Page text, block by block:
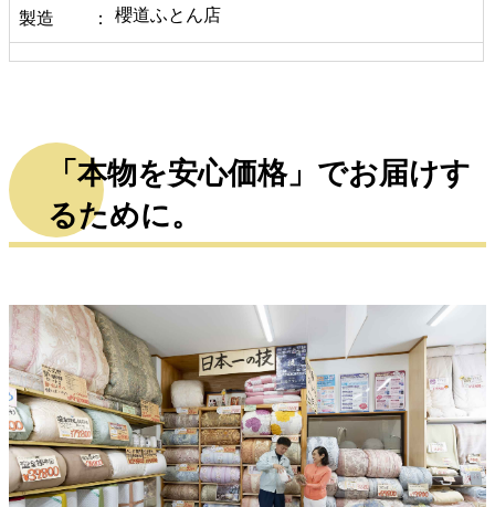
製造
櫻道ふとん店
「本物を安心価格」でお届けす
るために。